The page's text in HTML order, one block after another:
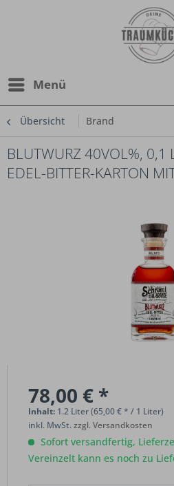
Menü
Übersicht Brand
BLUTWURZ 40VOL%, 0,1
EDEL-BITTER-KARTON
78,00 € *
Inhalt: 1.2 Liter (65,00 € * / 1 Liter)
inkl. MwSt.zzgl. Versandkosten
Sofort versandfertig,
Vereinzelt kann es noch zu